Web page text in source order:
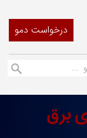
درخواست دمو
برق